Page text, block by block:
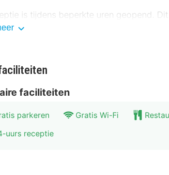
is tijdens beperkte uren geopend.
het kijkplezier. Badkamers hebben
- 5,6 km Martinskirche Kassel - 5,9 km
- 6,1 km Astronomisch-
faciliteiten
parkeren Gratis Wi-Fi
uurs receptie